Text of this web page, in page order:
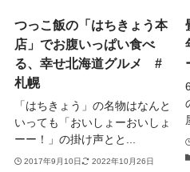
つっこ飯の「はちきょう本
店」でお腹いっぱい食べ
る、幸せ北海道グルメ #
札幌
「はちきょう」の名物はなんと
いっても「おいしょーおいしょ
ーー！」の掛け声とと...
2017年9月10日
2022年10月26日